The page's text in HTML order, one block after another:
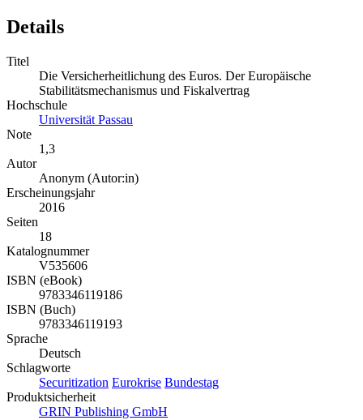
Details
Titel
Die Versicherheitlichung des Euros. Der Europäische
Stabilitätsmechanismus und Fiskalvertrag
Hochschule
Universität Passau
Note
1,3
Autor
Anonym (Autor:in)
Erscheinungsjahr
2016
Seiten
18
Katalognummer
V535606
ISBN (eBook)
9783346119186
ISBN (Buch)
9783346119193
Sprache
Deutsch
Schlagworte
Securitization Eurokrise Bundestag
Produktsicherheit
GRIN Publishing GmbH